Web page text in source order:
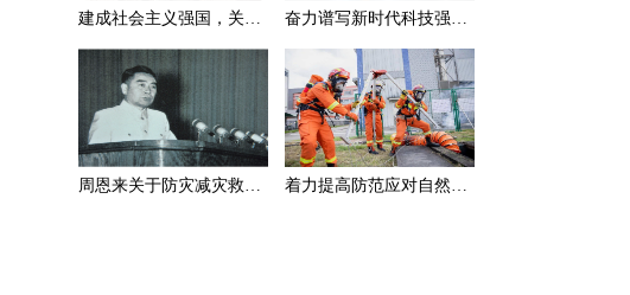
建成社会主义强国，关键在于实现科学技术现代化 奋力谱写新时代科技强国新篇章
周恩来关于防灾减灾救灾的一组论述 着力提高防范应对自然灾害能力